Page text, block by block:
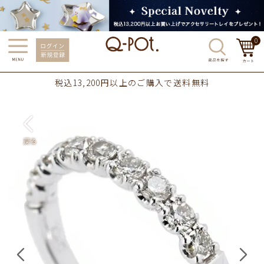
0
税込13,200円以上のご購入で送料無料